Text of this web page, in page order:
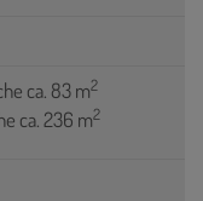
ca. 83 m2
ca. 236 m2